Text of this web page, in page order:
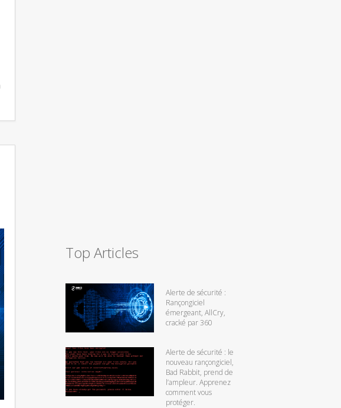
Top Articles
Alerte de sécurité :
Rançongiciel
émergeant, AllCry,
cracké par 360
Alerte de sécurité : le
nouveau rançongiciel,
Bad Rabbit, prend de
l’ampleur. Apprenez
comment vous
protéger.